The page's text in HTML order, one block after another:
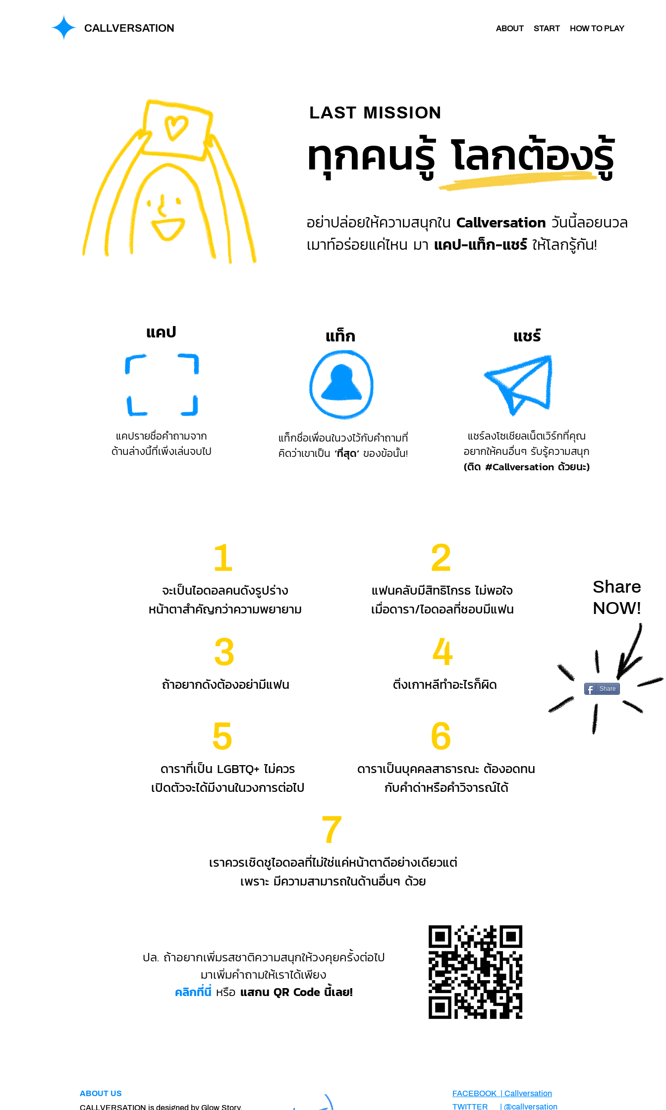
CALLVERSATION ABOUT START HOW TO PLAY
แคป
แคปรายชื่อคำถามจาก
ด้านล่างนี้ที่เพิ่งเล่นจบไป
LAST MISSION
ทุกคนรู้ โลกต้องรู้
อย่าปล่อยให้ความสนุกใน Callversation วันนี้ลอยนวล
เมาท์อร่อยแค่ไหน มา แคป-แท็ก-แชร์ ให้โลกรู้กัน!
แท็ก
แท็กชื่อเพื่อนในวงไว้กับคำถามที่
คิดว่าเขาเป็น ‘ที่สุด’ ของข้อนั้น!
แชร์
แชร์ลงโซเชียลเน็ตเวิร์กที่คุณ
อยากให้คนอื่นๆ รับรู้ความสนุก
(ติด #Callversation ด้วยนะ)
1
จะเป็นไอดอลคนดังรูปร่าง
หน้าตาสำคัญกว่าความพยายาม
3
ถ้าอยากดังต้องอย่ามีแฟน
5
ดาราที่เป็น LGBTQ+ ไม่ควร
เปิดตัวจะได้มีงานในวงการต่อไป
2
แฟนคลับมีสิทธิโกรธ ไม่พอใจ
เมื่อดารา/ไอดอลที่ชอบมีแฟน
4
ติ่งเกาหลีทำอะไรก็ผิด
6
Share
NOW!
Share
ดาราเป็นบุคคลสาธารณะ ต้องอดทน
กับคำด่าหรือคำวิจารณ์ได้
7
เราควรเชิดชูไอดอลที่ไม่ใช่แค่หน้าตาดีอย่างเดียวแต่
เพราะ มีความสามารถในด้านอื่นๆ ด้วย
ปล. ถ้าอยากเพิ่มรสชาติความสนุกให้วงคุยครั้งต่อไป
มาเพิ่มคำถามให้เราได้เพียง
คลิกที่นี่ หรือ แสกน QR Code นี้เลย!
ABOUT US
CALLVERSATION is designed by Glow Story.
FACEBOOK | Callversation
TWITTER
| @callversation